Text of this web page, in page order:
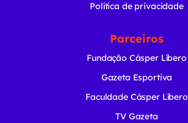
Política de privacidade
Parceiros
Fundação Cásper Líbero
Gazeta Esportiva
Faculdade Cásper Líbero
TV Gazeta